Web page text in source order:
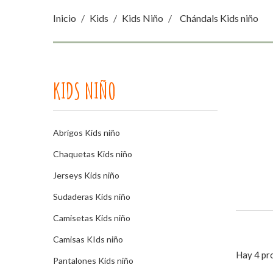
Inicio Kids Kids Niño Chándals Kids niño
KIDS NIÑO
Abrigos Kids niño
Chaquetas Kids niño
Jerseys Kids niño
Sudaderas Kids niño
Camisetas Kids niño
Camisas KIds niño
Pantalones Kids niño
Hay 4